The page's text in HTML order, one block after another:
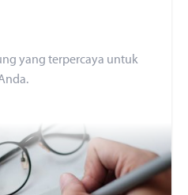
yang terpercaya untuk